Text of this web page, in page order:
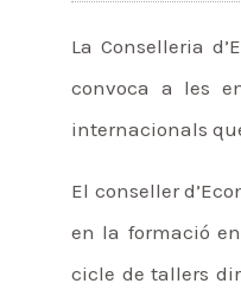
La Conselleria
convoca a les
internacionals
El conseller
en la formació
cicle de tallers